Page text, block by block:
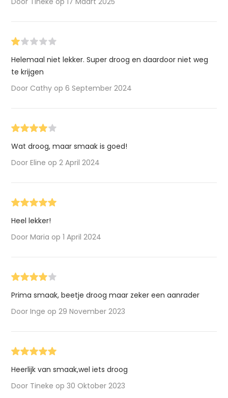
Helemaal niet lekker. Super droog en daardoor niet weg
te krijgen
Door Cathy op 6 September 2024
Wat droog, maar smaak is goed!
Door Eline op 2 April 2024
Heel lekker!
Door Maria op 1 April 2024
Prima smaak, beetje droog maar zeker een aanrader
Door Inge op 29 November 2023
Heerlijk van smaak,wel iets droog
Door Tineke op 30 Oktober 2023